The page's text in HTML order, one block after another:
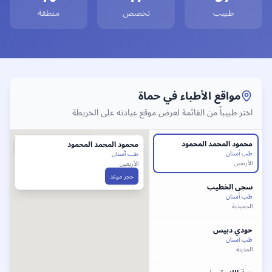
طب نساء وولادة ، أفضل دكتور طب نساء وولادة طبيب تخصص منطقة
مواقع الأطباء فيحماة
اختر طبيباً من القائمة لعرض موقع عيادته على الخريطة
محمودالمحمد المحمود
طب أسنان
الأربعين
سجىالخطيب
طب أسنان
الحميدية
حوديدبيس
طب أسنان
المدينة
محمودالمحمد المحمود
طب أسنان
الأربعين
حجز موعد